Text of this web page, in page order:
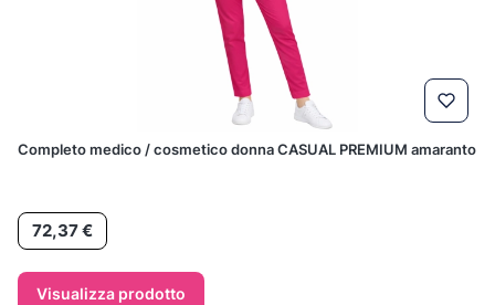
Completo medico / cosmetico donna CASUAL PREMIUM amaranto
Prezzo
72,37 €
Visualizza prodotto